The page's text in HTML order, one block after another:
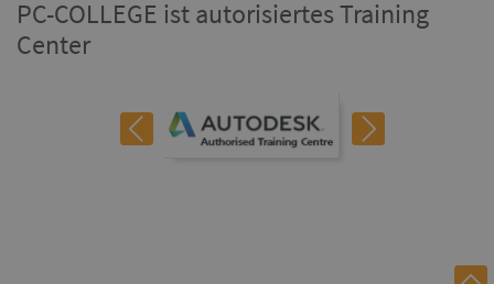
PC-COLLEGE ist autorisiertes Training
Center